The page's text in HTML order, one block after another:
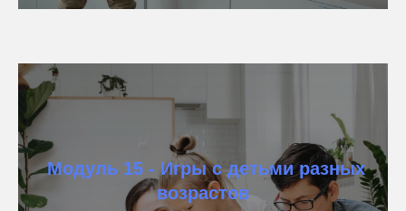
Модуль 15 - Игры с детьми разных
возрастов